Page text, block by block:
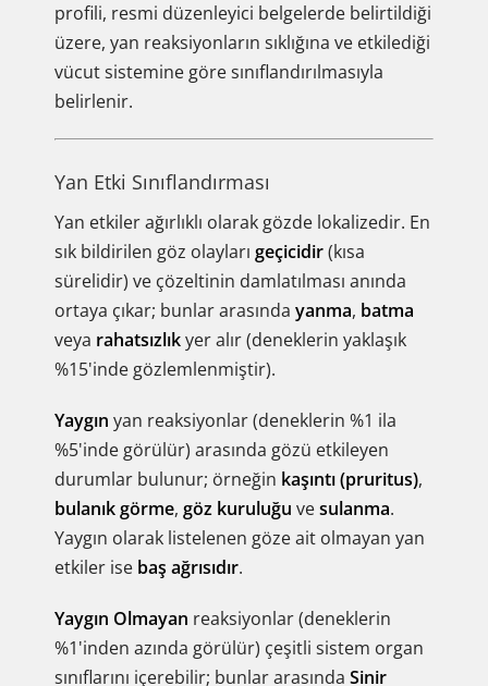
profili, resmi düzenleyici belgelerde belirtildiği
üzere, yan reaksiyonların sıklığına ve etkilediği
vücut sistemine göre sınıflandırılmasıyla
belirlenir.
Yan Etki Sınıflandırması
Yan etkiler ağırlıklı olarak gözde lokalizedir. En
sık bildirilen göz olayları geçicidir(kısa
sürelidir) ve çözeltinin damlatılması anında
ortaya çıkar; bunlar arasında yanma, batma
veya rahatsızlıkyer alır (deneklerin yaklaşık
%15'inde gözlemlenmiştir).
Yaygın yan reaksiyonlar (deneklerin %1 ila
%5'inde görülür) arasında gözü etkileyen
durumlar bulunur; örneğin kaşıntı (pruritus),
bulanık görme, göz kuruluğu vesulanma.
Yaygın olarak listelenen göze ait olmayan yan
etkiler ise baş ağrısıdır.
Yaygın Olmayan reaksiyonlar (deneklerin
%1'inden azında görülür) çeşitli sistem organ
sınıflarını içerebilir; bunlar arasında Sinir